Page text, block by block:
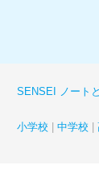
SENSEI ノート
小学校 中学校